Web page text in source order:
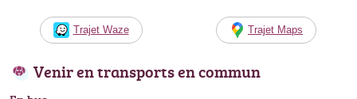
Trajet Waze Trajet Maps
Venir en transports en commun